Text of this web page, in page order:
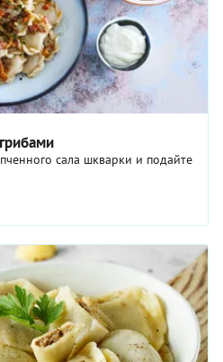
сала шкварки и подайте